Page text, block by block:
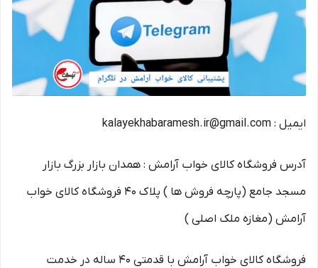
ایمیل : kalayekhabaramesh.ir@gmail.com
آدرس فروشگاه کالای خواب آرامش : همدان بازار بزرگ بازار
مسجد جامع (پارچه فروش ها ) پلاک 40 فروشگاه کالای خواب
آرامش (مغازه ملک اصلی )
فروشگاه کالای خواب آرامش با قدمتی 40 ساله در خدمت